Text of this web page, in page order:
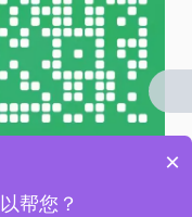
×
帮您？